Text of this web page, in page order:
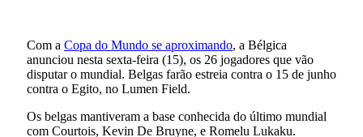
Com a Copa do Mundo se aproximando, a Bélgica
anunciou nesta sexta-feira (15), os 26 jogadores que vão
disputar o mundial. Belgas farão estreia contra o 15 de junho
contra o Egito, no Lumen Field.
Os belgas mantiveram a base conhecida do último mundial
com Courtois, Kevin De Bruyne, e Romelu Lukaku.